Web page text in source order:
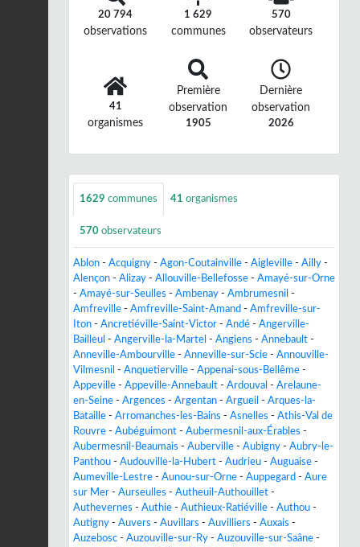
20 794
observations
1 629
communes
570
observateurs
41
organismes
Première
observation
1905
Dernière
observation
2026
1629 communes 41 organismes
570 observateurs
Ablon - Acquigny - Agon-Coutainville - Aigleville - Ailly -
Alençon - Alizay - Allouville-Bellefosse - Amayé-sur-Orne
- Amayé-sur-Seulles - Ambenay - Ambrumesnil -
Amfreville - Amfreville-Saint-Amand - Amfreville-sur-
Iton - Ancretiéville-Saint-Victor - Andé - Angerville-
Bailleul - Angerville-la-Martel - Angiens - Annebault -
Anneville-Ambourville - Anneville-sur-Scie - Annouville-
Vilmesnil - Anquetierville - Appenai-sous-Bellême -
Appeville - Appeville-Annebault - Ardouval - Arelaune-
en-Seine - Argences - Argentan - Argueil - Arques-la-
Bataille - Arromanches-les-Bains - Asnelles - Athis-Val de
Rouvre - Aubéguimont - Aubermesnil-aux-Érables -
Aubermesnil-Beaumais - Auberville - Aubigny - Aubry-le-
Panthou - Audouville-la-Hubert - Audrieu - Auguaise -
Aumeville-Lestre - Aunou-sur-Orne - Auppegard - Aure
sur Mer - Aurseulles - Autheuil-Authouillet -
Authevernes - Authie - Authieux-Ratiéville - Authou -
Autigny - Auvers - Auvillars - Auvilliers - Auxais -
Auzebosc - Auzouville-sur-Ry - Auzouville-sur-Saâne -